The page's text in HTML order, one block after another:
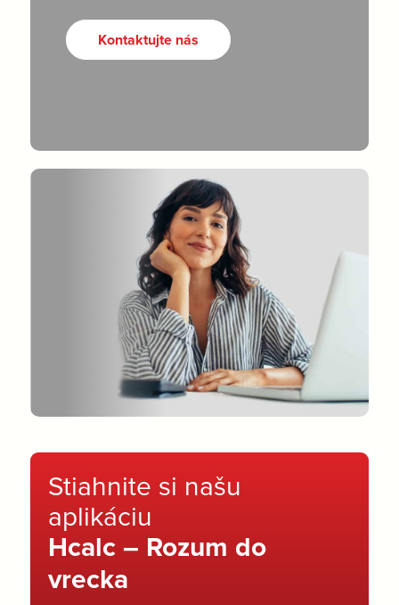
Kontaktujte nás
Stiahnite si našu
aplikáciu
Hcalc – Rozum do
vrecka